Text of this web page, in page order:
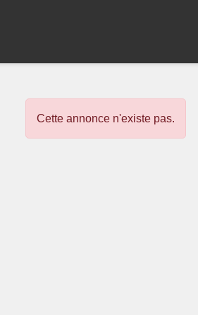
Cette annonce n'existe pas.